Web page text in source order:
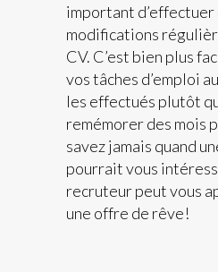
important d’effectuer
modifications
CV. C’est bien plus
vos tâches d’emploi
les effectués plutôt
remémorer des mois
savez jamais quand
pourrait vous
recruteur peut vous
une offre de rêve!